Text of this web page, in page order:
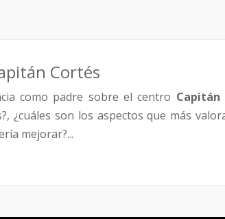
Cortés
como padre sobre el centro Capitán
¿cuáles son los aspectos que más
mejorar?...